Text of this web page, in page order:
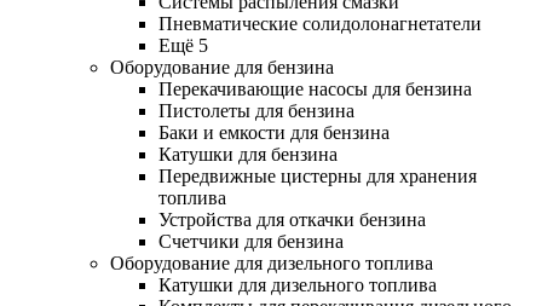
Пневматические солидолонагнетатели
Ещё 5
Оборудование для бензина
Перекачивающие насосы для бензина
Пистолеты для бензина
Баки и емкости для бензина
Катушки для бензина
Передвижные цистерны для хранения
топлива
Устройства для откачки бензина
Счетчики для бензина
Оборудование для дизельного топлива
Катушки для дизельного топлива